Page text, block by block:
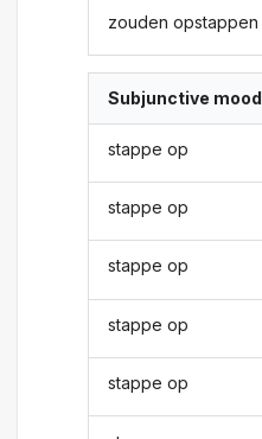
zouden opstappen
Subjunctive mood
stappe op
stappe op
stappe op
stappe op
stappe op